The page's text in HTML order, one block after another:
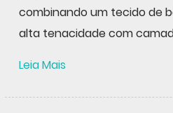
combinando um tecido de
alta tenacidade com
Leia Mais